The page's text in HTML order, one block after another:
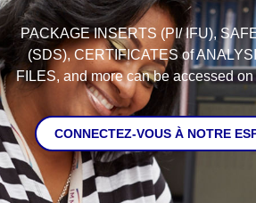
PACKAGE INSERTS (PI/ IFU),
(SDS), CERTIFICATES of
FILES, and more can be accessed
CONNECTEZ-VOUS À NOTRE